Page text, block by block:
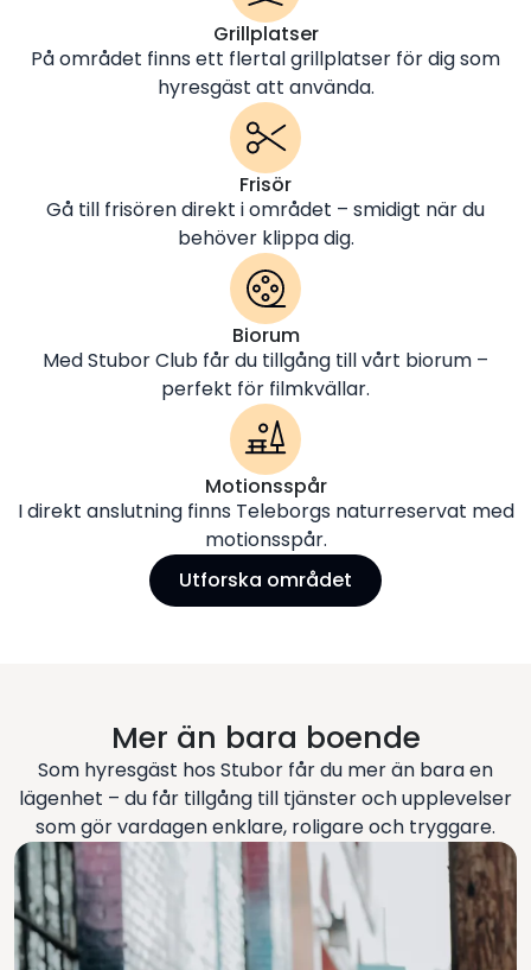
Grillplatser
På området finns ett flertal grillplatser för dig som
hyresgäst att använda.
Frisör
Gå till frisören direkt i området – smidigt när du
behöver klippa dig.
Biorum
Med Stubor Club får du tillgång till vårt biorum –
perfekt för filmkvällar.
Motionsspår
I direkt anslutning finns Teleborgs naturreservat med
motionsspår.
Utforska området
Mer än bara boende
Som hyresgäst hos Stubor får du mer än bara en
lägenhet – du får tillgång till tjänster och upplevelser
som gör vardagen enklare, roligare och tryggare.